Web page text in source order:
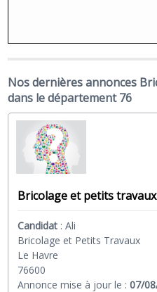
Nos dernières annonces
dans le département 76
Bricolage et petits
Candidat :Ali
Bricolage et Petits Travaux
Le Havre
76600
Annonce mise à jour le :07/